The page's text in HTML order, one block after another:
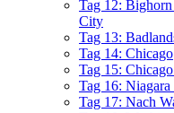
Tag 12:
City
Tag 13:
Tag 14: Chicago
Tag 15:
Tag 16: Niagara
Tag 17: Nach